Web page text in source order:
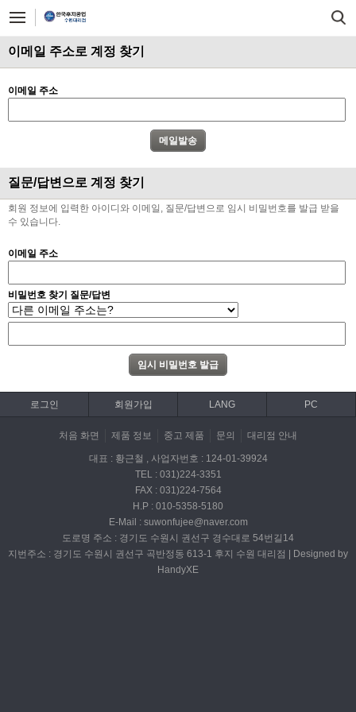
이메일 주소로 계정 찾기
이메일 주소
질문/답변으로 계정 찾기
회원 정보에 입력한 아이디와 이메일, 질문/답변으로 임시 비밀번호를 발급 받을
수 있습니다.
이메일 주소
비밀번호 찾기 질문/답변
로그인 회원가입 LANG PC
처음 화면 제품 정보 중고 제품 문의 대리점 안내
대표 : 황근철 , 사업자번호 : 124-01-39924
TEL : 031)224-3351
FAX : 031)224-7564
H.P : 010-5358-5180
E-Mail : suwonfujee@naver.com
도로명 주소 : 경기도 수원시 권선구 경수대로 54번길14
지번주소 : 경기도 수원시 권선구 곡반정동 613-1 후지 수원 대리점 | Designed by
HandyXE